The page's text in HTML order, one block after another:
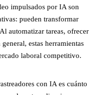
impulsados por IA son
pueden transformar
automatizar tareas, ofrecer
estas herramientas
laboral competitivo.
con IA es cuánto